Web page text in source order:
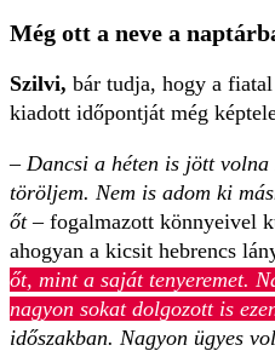
Még ott a neve a
Szilvi, bár tudja, hogy a
kiadott időpontját még
– Dancsi a héten is jött volna
töröljem. Nem is adom ki
őt– fogalmazott könnyeivel
ahogyan a kicsit hebrencs
őt, mint a saját tenyeremet.
nagyon sokat dolgozott is
időszakban. Nagyon ügyes